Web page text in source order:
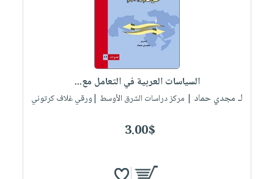
السياسات العربية في التعامل مع...
لـ مجدي حماد | مركز دراسات الشرق الأوسط |ورقي غلاف كرتوني
3.00$